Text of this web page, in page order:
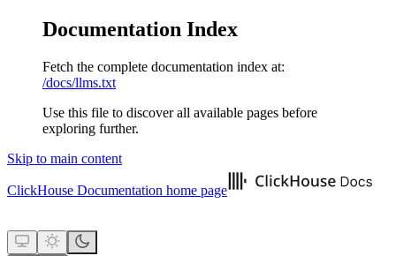
Documentation Index
Fetch the complete documentation index at:
/docs/llms.txt
Use this file to discover all available pages before
exploring further.
Skip to main content
ClickHouse Documentation home page